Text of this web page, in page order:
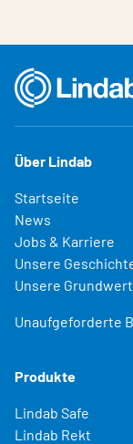
Über Lindab
Startseite
News
Jobs & Karriere
Unsere
Unsere
Unaufgeforderte
Produkte
Lindab Safe
Lindab Rekt